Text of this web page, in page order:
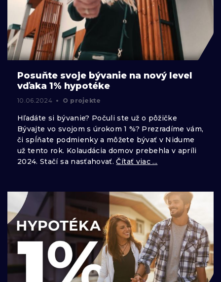
Posuňte svoje bývanie na nový level
vďaka 1% hypotéke
10.06.2024 O projekte
Hľadáte si bývanie? Počuli ste už o pôžičke
Bývajte vo svojom s úrokom 1 %? Prezradíme vám,
či spĺňate podmienky a môžete bývať v Nidume
už tento rok. Kolaudácia domov prebehla v apríli
2024. Stačí sa nasťahovať.Čítať viac ...